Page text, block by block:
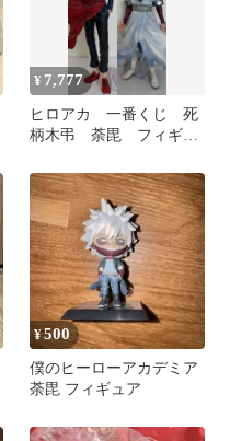
¥ 7,777
ヒロアカ 一番くじ 死
柄木弔 荼毘 フィギュ
¥500
僕のヒーローアカデミア
荼毘 フィギュア